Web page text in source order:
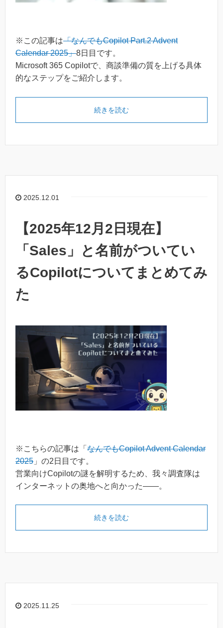
※この記事は「なんでもCopilot Part.2 Advent
Calendar 2025」8日目です。
Microsoft 365 Copilotで、商談準備の質を上げる具体
的なステップをご紹介します。
続きを読む
2025.12.01
【2025年12月2日現在】
「Sales」と名前がついてい
るCopilotについてまとめてみ
た
※こちらの記事は「 なんでもCopilot Advent Calendar
2025 」の2日目です。
営業向けCopilotの謎を解明するため、我々調査隊は
インターネットの奥地へと向かった――。
続きを読む
2025.11.25